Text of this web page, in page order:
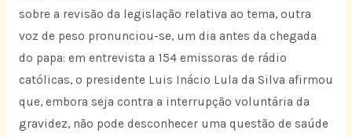
sobre a revisão da legislação relativa ao tema, outra
voz de peso pronunciou-se, um dia antes da chegada
do papa: em entrevista a 154 emissoras de rádio
católicas, o presidente Luis Inácio Lula da Silva afirmou
que, embora seja contra a interrupção voluntária da
gravidez, não pode desconhecer uma questão de saúde